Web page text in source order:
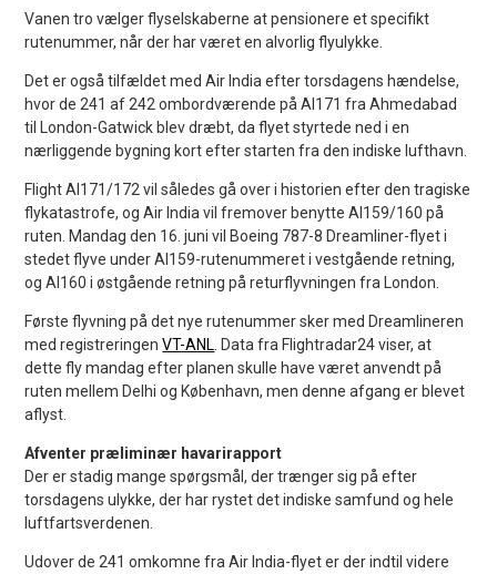
Vanen tro vælger flyselskaberne at pensionere et specifikt
rutenummer, når der har været en alvorlig flyulykke.
Det er også tilfældet med Air India efter torsdagens hændelse,
hvor de 241 af 242 ombordværende på AI171 fra Ahmedabad
til London-Gatwick blev dræbt, da flyet styrtede ned i en
nærliggende bygning kort efter starten fra den indiske lufthavn.
Flight AI171/172 vil således gå over i historien efter den tragiske
flykatastrofe, og Air India vil fremover benytte AI159/160 på
ruten. Mandag den 16. juni vil Boeing 787-8 Dreamliner-flyet i
stedet flyve under AI159-rutenummeret i vestgående retning,
og AI160 i østgående retning på returflyvningen fra London.
Første flyvning på det nye rutenummer sker med Dreamlineren
med registreringenVT-ANL . Data fra Flightradar24 viser, at
dette fly mandag efter planen skulle have været anvendt på
ruten mellem Delhi og København, men denne afgang er blevet
aflyst.
Afventer præliminær havarirapport
Der er stadig mange spørgsmål, der trænger sig på efter
torsdagens ulykke, der har rystet det indiske samfund og hele
luftfartsverdenen.
Udover de 241 omkomne fra Air India-flyet er der indtil videre